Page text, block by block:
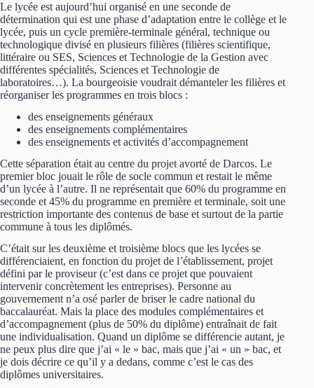
Le lycée est aujourd’hui organisé en une seconde de
détermination qui est une phase d’adaptation entre le collège et le
lycée, puis un cycle première-terminale général, technique ou
technologique divisé en plusieurs filières (filières scientifique,
littéraire ou SES, Sciences et Technologie de la Gestion avec
différentes spécialités, Sciences et Technologie de
laboratoires…). La bourgeoisie voudrait démanteler les filières et
réorganiser les programmes en trois blocs :
des enseignements généraux
des enseignements complémentaires
des enseignements et activités d’accompagnement
Cette séparation était au centre du projet avorté de Darcos. Le
premier bloc jouait le rôle de socle commun et restait le même
d’un lycée à l’autre. Il ne représentait que 60% du programme en
seconde et 45% du programme en première et terminale, soit une
restriction importante des contenus de base et surtout de la partie
commune à tous les diplômés.
C’était sur les deuxième et troisième blocs que les lycées se
différenciaient, en fonction du projet de l’établissement, projet
défini par le proviseur (c’est dans ce projet que pouvaient
intervenir concrètement les entreprises). Personne au
gouvernement n’a osé parler de briser le cadre national du
baccalauréat. Mais la place des modules complémentaires et
d’accompagnement (plus de 50% du diplôme) entraînait de fait
une individualisation. Quand un diplôme se différencie autant, je
ne peux plus dire que j’ai « le » bac, mais que j’ai « un » bac, et
je dois décrire ce qu’il y a dedans, comme c’est le cas des
diplômes universitaires.